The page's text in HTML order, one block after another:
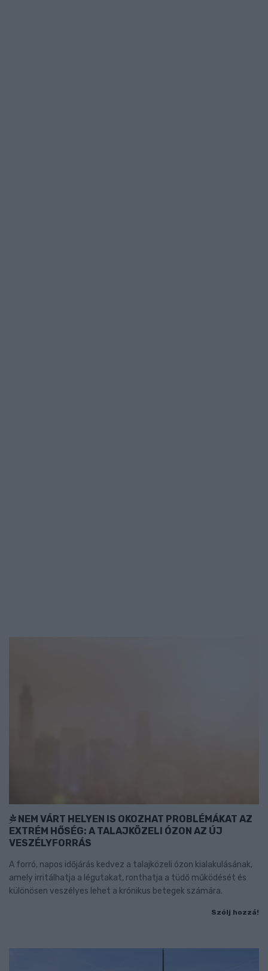
NEM VÁRT HELYEN IS OKOZHAT PROBLÉMÁKAT AZ
EXTRÉM HŐSÉG: A TALAJKÖZELI ÓZON AZ ÚJ
VESZÉLYFORRÁS
A forró, napos időjárás kedvez a talajközeli ózon kialakulásának,
amely irritálhatja a légutakat, ronthatja a tüdő működését és
különösen veszélyes lehet a krónikus betegek számára.
Szólj hozzá!